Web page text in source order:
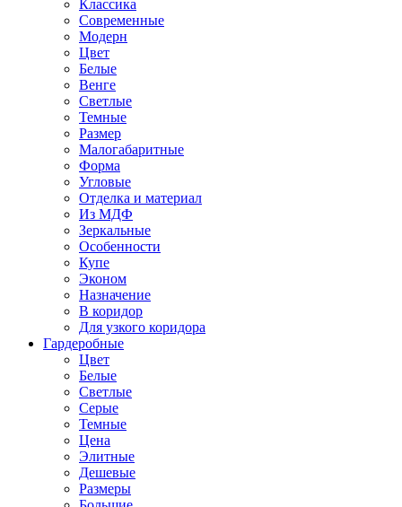
Классика
Современные
Модерн
Цвет
Белые
Венге
Светлые
Темные
Размер
Малогабаритные
Форма
Угловые
Отделка и материал
Из МДФ
Зеркальные
Особенности
Купе
Эконом
Назначение
В коридор
Для узкого коридора
Гардеробные
Цвет
Белые
Светлые
Серые
Темные
Цена
Элитные
Дешевые
Размеры